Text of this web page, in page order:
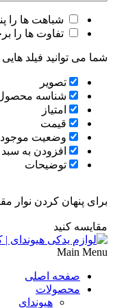
شباهت ها را
تفاوت ها را
شما می توانید فیلد
تصویر
شناسه
امتیاز
قیمت
وضعیت
افزودن به
توضیحات
برای پنهان کردن نوار
مقایسه کنید
Main Menu
صفحه اصلی
محصولات
هیوندای